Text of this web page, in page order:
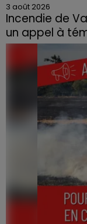
3 août 2026
Incendie de
un appel à
Le feu, parti
quartier
contraint à